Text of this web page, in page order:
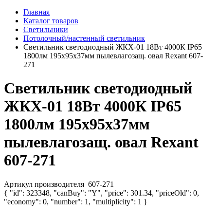
Главная
Каталог товаров
Светильники
Потолочный/настенный светильник
Светильник светодиодный ЖКХ-01 18Вт 4000К IP65
1800лм 195х95х37мм пылевлагозащ. овал Rexant 607-
271
Светильник светодиодный
ЖКХ-01 18Вт 4000К IP65
1800лм 195х95х37мм
пылевлагозащ. овал Rexant
607-271
Артикул производителя 607-271
{ "id": 323348, "canBuy": "Y", "price": 301.34, "priceOld": 0,
"economy": 0, "number": 1, "multiplicity": 1 }